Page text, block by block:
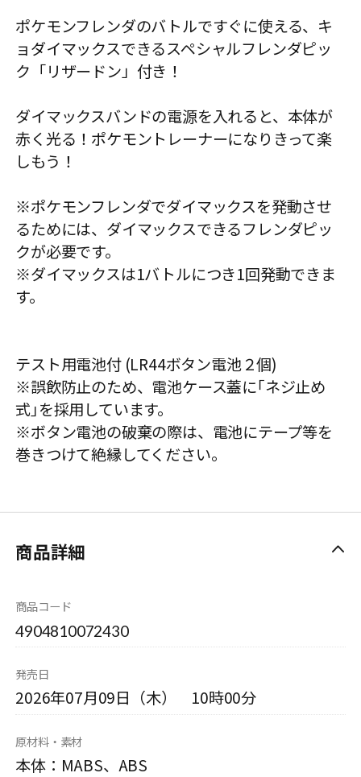
ポケモンフレンダのバトルですぐに使える、キ
ョダイマックスできるスペシャルフレンダピッ
ク「リザードン」付き！
ダイマックスバンドの電源を入れると、本体が
赤く光る！ポケモントレーナーになりきって楽
しもう！
※ポケモンフレンダでダイマックスを発動させ
るためには、ダイマックスできるフレンダピッ
クが必要です。
※ダイマックスは1バトルにつき1回発動できま
す。
テスト用電池付 (LR44ボタン電池２個)
※誤飲防止のため、電池ケース蓋に｢ネジ止め
式｣を採用しています。
※ボタン電池の破棄の際は、電池にテープ等を
巻きつけて絶縁してください。
商品詳細
商品コード
4904810072430
発売日
2026年07月09日（木） 10時00分
原材料・素材
本体：MABS、ABS